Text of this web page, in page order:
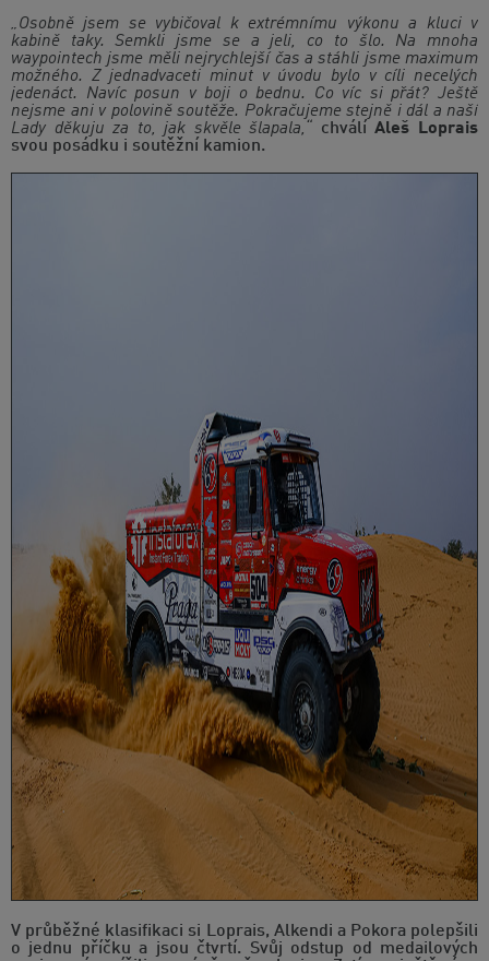
„Osobně jsem se vybičoval k extrémnímu výkonu a kluci v
kabině taky. Semkli jsme se a jeli, co to šlo. Na mnoha
waypointech jsme měli nejrychlejší čas a stáhli jsme maximum
možného. Z jednadvaceti minut v úvodu bylo v cíli necelých
jedenáct. Navíc posun v boji o bednu. Co víc si přát? Ještě
nejsme ani v polovině soutěže. Pokračujeme stejně i dál a naší
Lady děkuju za to, jak skvěle šlapala,“
chválíAleš Loprais
svou posádku i soutěžní kamion.
V průběžné klasifikaci si Loprais, Alkendi a Pokora polepšili
o jednu příčku a jsou čtvrtí. Svůj odstup od medailových